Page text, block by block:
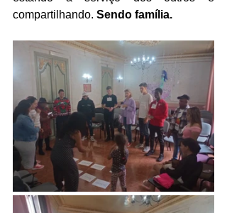
compartilhando. Sendo família.